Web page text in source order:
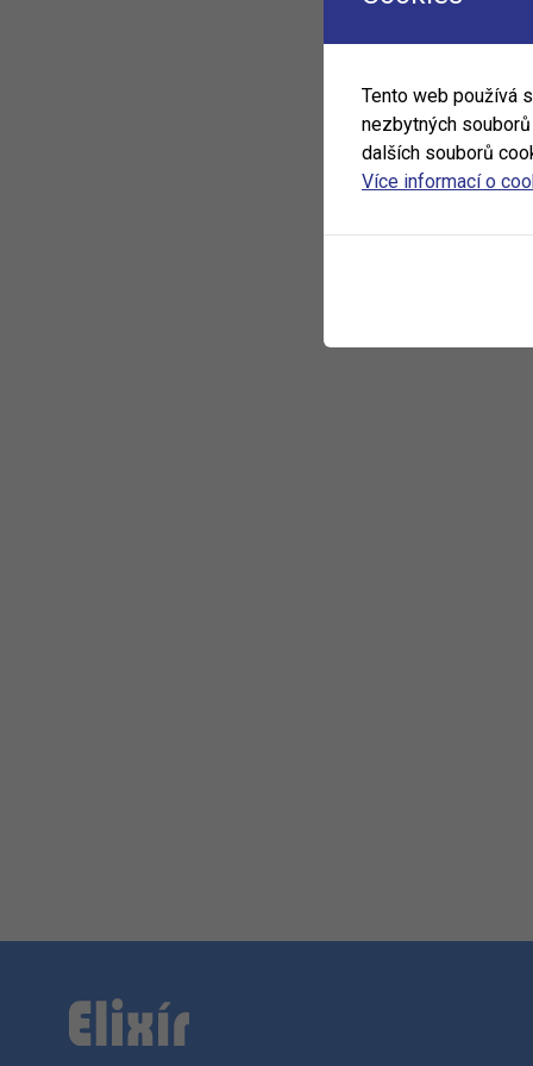
Tento web používá
nezbytných
dalších souborů
Více informací o